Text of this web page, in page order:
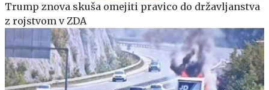
Trump znova skuša omejiti pravico do državljanstva
z rojstvom v ZDA